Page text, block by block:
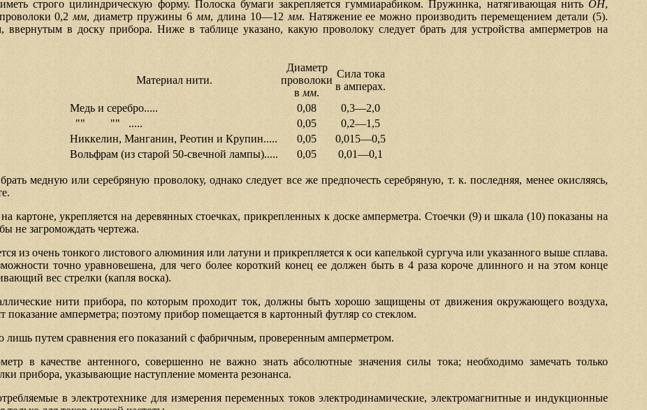
строго цилиндрическую форму. Полоска бумаги закрепляется гуммиарабиком. Пружинка, натягивающая нить OH,
0,2 мм, диаметр пружины 6 мм, длина 10—12 мм. Натяжение ее можно производить перемещением детали (5).
ввернутым в доску прибора. Ниже в таблице указано, какую проволоку следует брать для устройства амперметров на
Материал нити.
Диаметр
проволоки
в мм.
Сила тока
в амперах.
Медь и серебро.....
0,08
0,3—2,0
"" "" .....
0,05
0,2—1,5
Никкелин, Манганин, Реотин и Крупин.....
0,05
0,015—0,5
Вольфрам (из старой 50-свечной лампы).....
0,05 0,01—0,1
медную или серебряную проволоку, однако следует все же предпочесть серебряную, т. к. последняя, менее окисляясь,
картоне, укрепляется на деревянных стоечках, прикрепленных к доске амперметра. Стоечки (9) и шкала (10) показаны на
не загромождать чертежа.
из очень тонкого листового алюминия или латуни и прикрепляется к оси капелькой сургуча или указанного выше сплава.
точно уравновешена, для чего более короткий конец ее должен быть в 4 раза короче длинного и на этом конце
вес стрелки (капля воска).
нити прибора, по которым проходит ток, должны быть хорошо защищены от движения окружающего воздуха,
показание амперметра; поэтому прибор помещается в картонный футляр со стеклом.
лишь путем сравнения его показаний с фабричным, проверенным амперметром.
в качестве антенного, совершенно не важно знать абсолютные значения силы тока; необходимо замечать только
прибора, указывающие наступление момента резонанса.
в электротехнике для измерения переменных токов электродинамические, электромагнитные и индукционные